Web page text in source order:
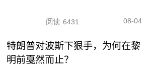
阅读 6431 08-04
特朗普对波斯下狠手，为何在黎
明前戛然而止？